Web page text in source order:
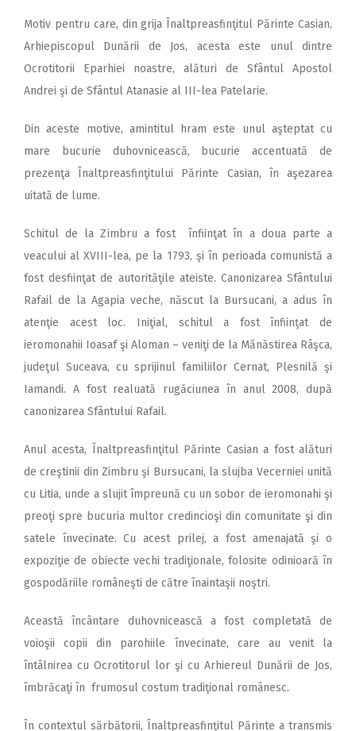
Motiv pentru care, din grija Înaltpreasfinţitul Părinte Casian,
Arhiepiscopul Dunării de Jos, acesta este unul dintre
Ocrotitorii Eparhiei noastre, alături de Sfântul Apostol
Andrei şi de Sfântul Atanasie al III-lea Patelarie.
Din aceste motive, amintitul hram este unul aşteptat cu
mare bucurie duhovnicească, bucurie accentuată de
prezenţa Înaltpreasfinţitului Părinte Casian, în aşezarea
uitată de lume.
Schitul de la Zimbru a fost înfiinţat în a doua parte a
veacului al XVIII-lea, pe la 1793, şi în perioada comunistă a
fost desfiinţat de autorităţile ateiste. Canonizarea Sfântului
Rafail de la Agapia veche, născut la Bursucani, a adus în
atenţie acest loc. Iniţial, schitul a fost înfiinţat de
ieromonahii Ioasaf şi Aloman – veniţi de la Mănăstirea Râşca,
judeţul Suceava, cu sprijinul familiilor Cernat, Plesnilă şi
Iamandi. A fost realuată rugăciunea în anul 2008, după
canonizarea Sfântului Rafail.
Anul acesta, Înaltpreasfinţitul Părinte Casian a fost alături
de creştinii din Zimbru şi Bursucani, la slujba Vecerniei unită
cu Litia, unde a slujit împreună cu un sobor de ieromonahi şi
preoţi spre bucuria multor credincioşi din comunitate şi din
satele învecinate. Cu acest prilej, a fost amenajată şi o
expoziţie de obiecte vechi tradiţionale, folosite odinioară în
gospodăriile româneşti de către înaintaşii noştri.
Această încântare duhovnicească a fost completată de
voioşii copii din parohiile învecinate, care au venit la
întâlnirea cu Ocrotitorul lor şi cu Arhiereul Dunării de Jos,
îmbrăcaţi în frumosul costum tradiţional românesc.
În contextul sărbătorii, Înalt­preasfinţitul Părinte a transmis